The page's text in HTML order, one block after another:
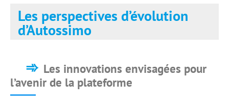
Les perspectives d’évolution
d’Autossimo
Les innovations envisagées pour
l’avenir de la plateforme